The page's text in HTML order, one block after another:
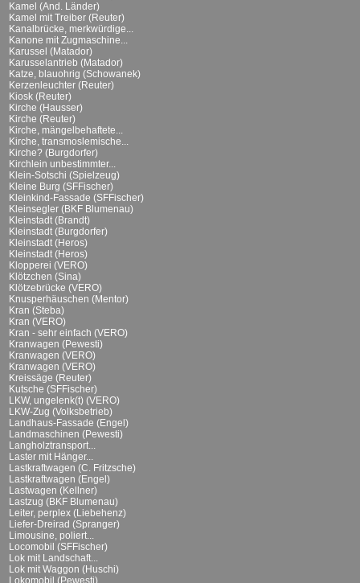
Kamel (And. Länder)
Kamel mit Treiber (Reuter)
Kanalbrücke, merkwürdige...
Kanone mit Zugmaschine...
Karussel (Matador)
Karusselantrieb (Matador)
Katze, blauohrig (Schowanek)
Kerzenleuchter (Reuter)
Kiosk (Reuter)
Kirche (Hausser)
Kirche (Reuter)
Kirche, mängelbehaftete...
Kirche, transmoslemische...
Kirche? (Burgdorfer)
Kirchlein unbestimmter...
Klein-Sotschi (Spielzeug)
Kleine Burg (SFFischer)
Kleinkind-Fassade (SFFischer)
Kleinsegler (BKF Blumenau)
Kleinstadt (Brandt)
Kleinstadt (Burgdorfer)
Kleinstadt (Heros)
Kleinstadt (Heros)
Klopperei (VERO)
Klötzchen (Sina)
Klötzebrücke (VERO)
Knusperhäuschen (Mentor)
Kran (Steba)
Kran (VERO)
Kran - sehr einfach (VERO)
Kranwagen (Pewesti)
Kranwagen (VERO)
Kranwagen (VERO)
Kreissäge (Reuter)
Kutsche (SFFischer)
LKW, ungelenk(t) (VERO)
LKW-Zug (Volksbetrieb)
Landhaus-Fassade (Engel)
Landmaschinen (Pewesti)
Langholztransport...
Laster mit Hänger...
Lastkraftwagen (C. Fritzsche)
Lastkraftwagen (Engel)
Lastwagen (Kellner)
Lastzug (BKF Blumenau)
Leiter, perplex (Liebehenz)
Liefer-Dreirad (Spranger)
Limousine, poliert...
Locomobil (SFFischer)
Lok mit Landschaft...
Lok mit Waggon (Huschi)
Lokomobil (Pewesti)